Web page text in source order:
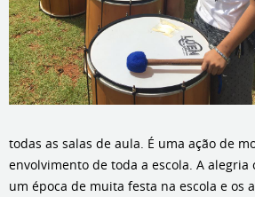
todas as salas de aula. É uma ação de
envolvimento de toda a escola. A alegria
um época de muita festa na escola e os